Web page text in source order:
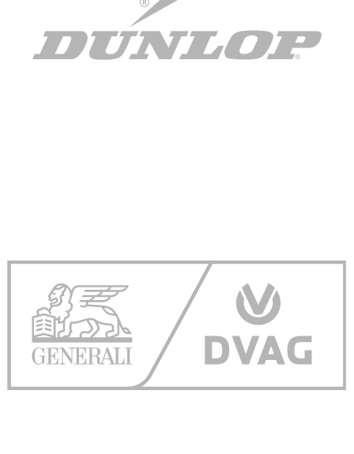
soziale Medien, Werbung und Analysen weiter. Unsere
Partner führen diese Informationen möglicherweise mit
weiteren Daten zusammen, die Sie ihnen bereitgestellt